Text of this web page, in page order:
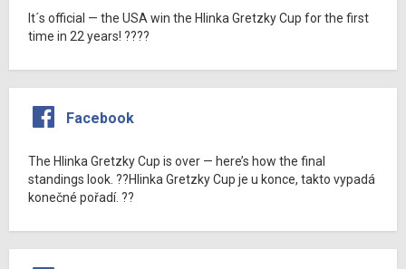
It´s official — the USA win the Hlinka Gretzky Cup for the first
time in 22 years! ????
Facebook
The Hlinka Gretzky Cup is over — here’s how the final
standings look. ??Hlinka Gretzky Cup je u konce, takto vypadá
konečné pořadí. ??